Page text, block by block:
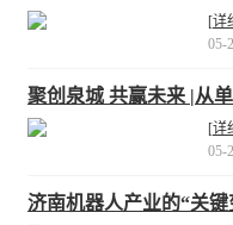
“双城入围”？
[详
05-
聚创泉城 共赢未来 |从
打造机器人产业新高地[详
05-
济南机器人产业的“关键